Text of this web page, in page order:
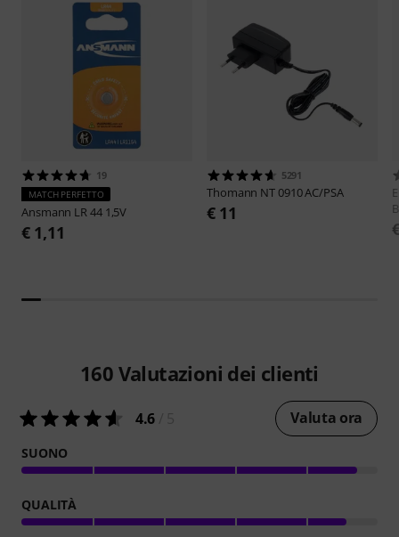
19
MATCH PERFETTO
Ansmann LR 44 1,5V
€ 1,11
5291
Thomann NT 0910 AC/PSA
€ 11
160 Valutazioni dei clienti
4.6 Valuta ora
SUONO
QUALITÀ